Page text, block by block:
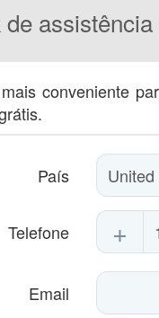
conveniente
País
Telefone +
Email